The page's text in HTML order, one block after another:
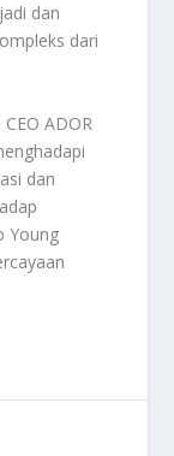
dan
dari
ADOR
dan
Young